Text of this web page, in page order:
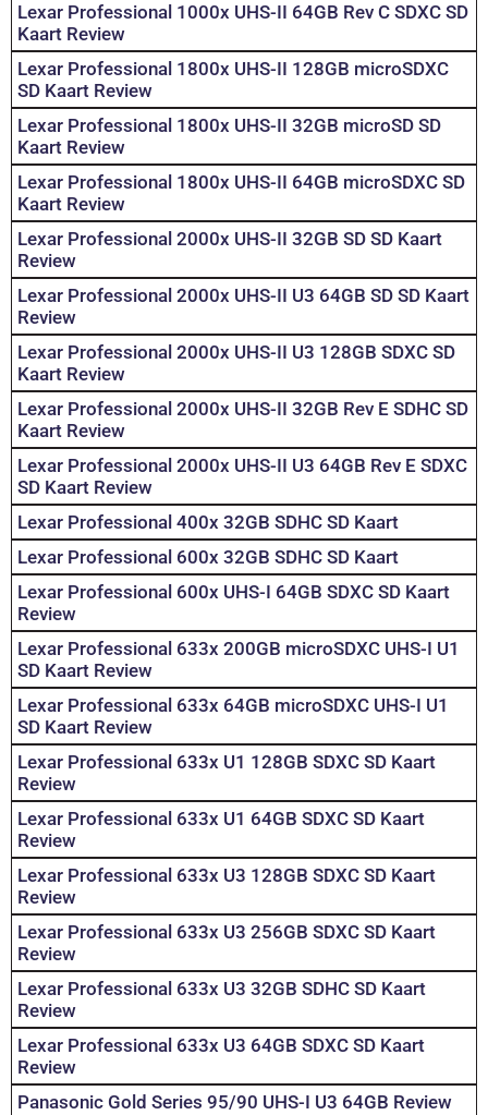
Lexar Professional 1000x UHS-II 64GB Rev C SDXC SD
Kaart Review
Lexar Professional 1800x UHS-II 128GB microSDXC
SD Kaart Review
Lexar Professional 1800x UHS-II 32GB microSD SD
Kaart Review
Lexar Professional 1800x UHS-II 64GB microSDXC SD
Kaart Review
Lexar Professional 2000x UHS-II 32GB SD SD Kaart
Review
Lexar Professional 2000x UHS-II U3 64GB SD SD Kaart
Review
Lexar Professional 2000x UHS-II U3 128GB SDXC SD
Kaart Review
Lexar Professional 2000x UHS-II 32GB Rev E SDHC SD
Kaart Review
Lexar Professional 2000x UHS-II U3 64GB Rev E SDXC
SD Kaart Review
Lexar Professional 400x 32GB SDHC SD Kaart
Lexar Professional 600x 32GB SDHC SD Kaart
Lexar Professional 600x UHS-I 64GB SDXC SD Kaart
Review
Lexar Professional 633x 200GB microSDXC UHS-I U1
SD Kaart Review
Lexar Professional 633x 64GB microSDXC UHS-I U1
SD Kaart Review
Lexar Professional 633x U1 128GB SDXC SD Kaart
Review
Lexar Professional 633x U1 64GB SDXC SD Kaart
Review
Lexar Professional 633x U3 128GB SDXC SD Kaart
Review
Lexar Professional 633x U3 256GB SDXC SD Kaart
Review
Lexar Professional 633x U3 32GB SDHC SD Kaart
Review
Lexar Professional 633x U3 64GB SDXC SD Kaart
Review
Panasonic Gold Series 95/90 UHS-I U3 64GB Review